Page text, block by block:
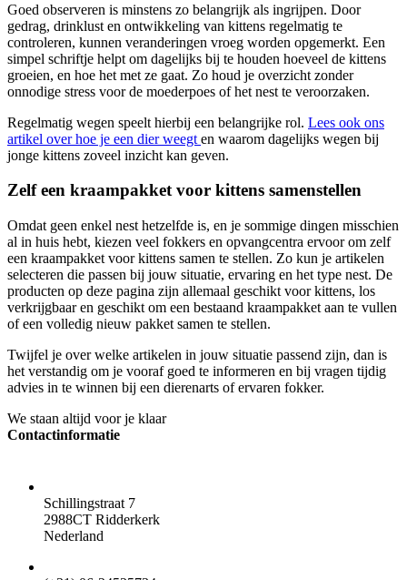
Goed observeren is minstens zo belangrijk als ingrijpen. Door
gedrag, drinklust en ontwikkeling van kittens regelmatig te
controleren, kunnen veranderingen vroeg worden opgemerkt. Een
simpel schriftje helpt om dagelijks bij te houden hoeveel de kittens
groeien, en hoe het met ze gaat. Zo houd je overzicht zonder
onnodige stress voor de moederpoes of het nest te veroorzaken.
Regelmatig wegen speelt hierbij een belangrijke rol. Lees ook ons
artikel over hoe je een dier weegt en waarom dagelijks wegen bij
jonge kittens zoveel inzicht kan geven.
Zelf een kraampakket voor kittens samenstellen
Omdat geen enkel nest hetzelfde is, en je sommige dingen misschien
al in huis hebt, kiezen veel fokkers en opvangcentra ervoor om zelf
een kraampakket voor kittens samen te stellen. Zo kun je artikelen
selecteren die passen bij jouw situatie, ervaring en het type nest. De
producten op deze pagina zijn allemaal geschikt voor kittens, los
verkrijgbaar en geschikt om een bestaand kraampakket aan te vullen
of een volledig nieuw pakket samen te stellen.
Twijfel je over welke artikelen in jouw situatie passend zijn, dan is
het verstandig om je vooraf goed te informeren en bij vragen tijdig
advies in te winnen bij een dierenarts of ervaren fokker.
We staan altijd voor je klaar
Contactinformatie
Schillingstraat 7
2988CT Ridderkerk
Nederland